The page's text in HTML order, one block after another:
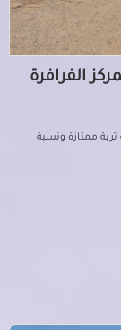
بمركز الفرافرة
تربة ممتازة ونسبة